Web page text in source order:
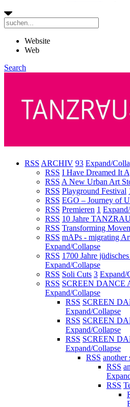
Website
Web
Search
RSS ARCHIV 93 Expand/
RSS I Have Dreamed It
RSS A New Urban Art
RSS Playground Festival
RSS EGO – Journey of
RSS Premieren 1
RSS 10 Jahre
RSS Transforming
RSS mAPs - migrating
Expand/Collapse
RSS 1700 Jahre
Expand/Collapse
RSS Soli Cuts 3 Expand/
RSS SCREEN DANCE
Expand/Collapse
RSS SCREEN
Expand/Collapse
RSS SCREEN
Expand/Collapse
RSS SCREEN
Expand/Collapse
RSS another
RSS
RSS